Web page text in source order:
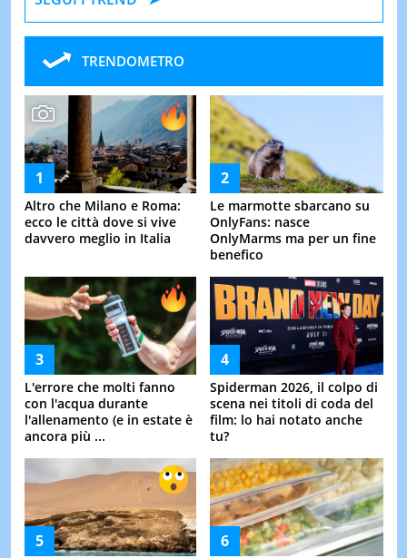
TRENDOMETRO
Altro che Milano e Roma:
ecco le città dove si vive
davvero meglio in Italia
Le marmotte sbarcano su
OnlyFans: nasce
OnlyMarms ma per un fine
benefico
L'errore che molti fanno
con l'acqua durante
l'allenamento (e in estate è
ancora più ...
Spiderman 2026, il colpo di
scena nei titoli di coda del
film: lo hai notato anche
tu?